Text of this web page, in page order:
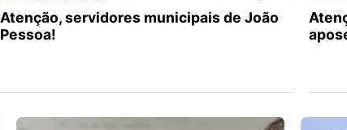
Atenção, servidores municipais de João
Pessoa!